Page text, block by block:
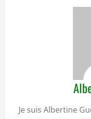
Je suis Albertine